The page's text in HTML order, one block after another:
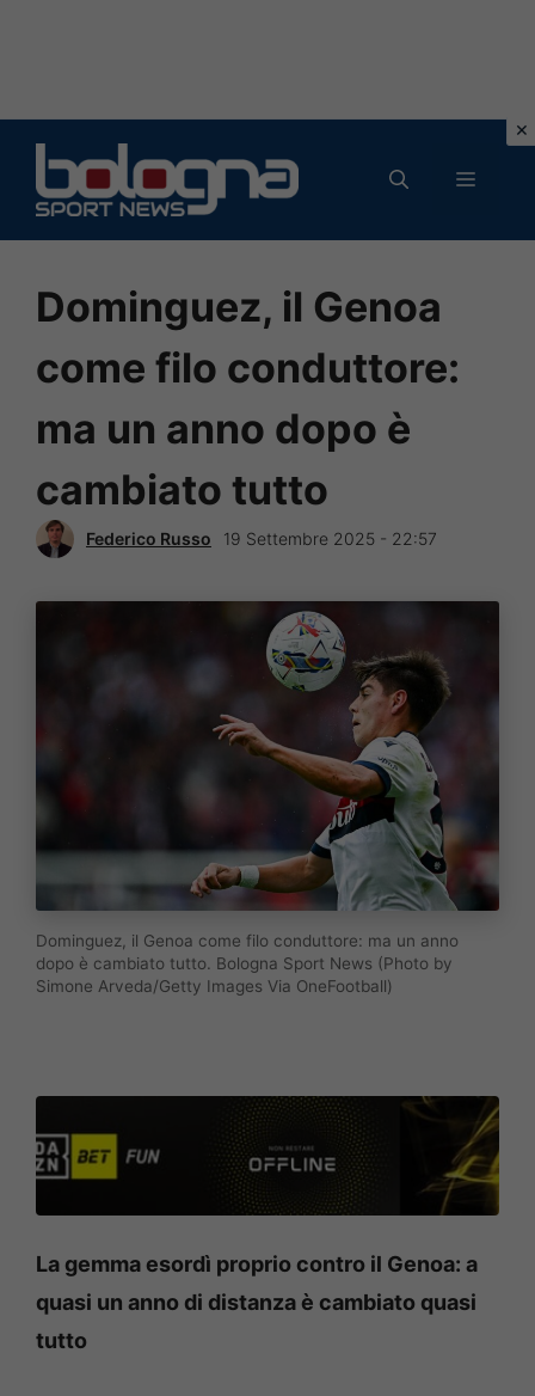
contenuto
MENU
Dominguez, il Genoa
come filo conduttore:
ma un anno dopo è
cambiato tutto
Federico Russo 19 Settembre 2025 - 22:57
Dominguez, il Genoa come filo conduttore: ma un anno
dopo è cambiato tutto. Bologna Sport News (Photo by
Simone Arveda/Getty Images Via OneFootball)
La gemma esordì proprio contro il Genoa: a
quasi un anno di distanza è cambiato quasi
tutto